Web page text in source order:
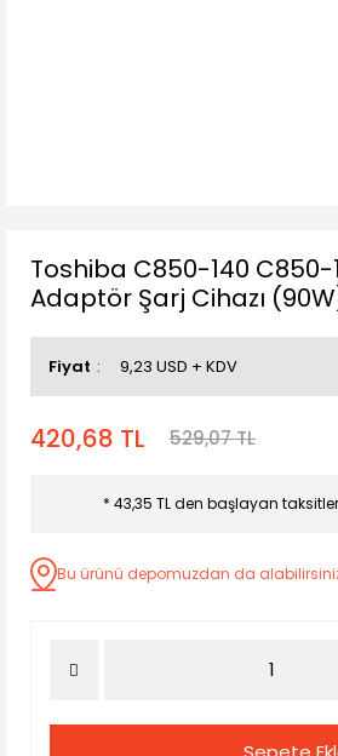
Toshiba C850-140 C850-
Adaptör Şarj Cihazı
Fiyat 9,23 USD + KDV
420,68 TL 529,07 TL
* 43,35 TL den başlayan
Bu ürünü depomuzdan da